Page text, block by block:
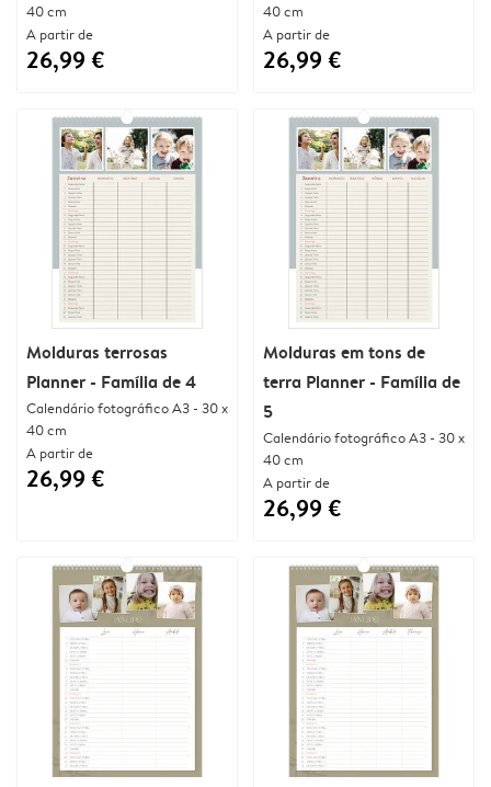
40 cm
A partir de
26,99 €
40 cm
A partir de
26,99 €
Molduras terrosas
Planner - Família de 4
Calendário fotográfico A3 - 30 x
40 cm
A partir de
26,99 €
Molduras em tons de
terra Planner - Família de
5
Calendário fotográfico A3 - 30 x
40 cm
A partir de
26,99 €